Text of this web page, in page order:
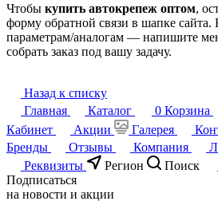
Чтобы купить автокрепеж оптом,
форму обратной связи в шапке
параметрам/аналогам — напишите
собрать заказ под вашу задачу.
Назад к списку
Главная
Каталог 0 Корзина
Кабинет
Акции Галерея
Бренды
Отзывы Компания
Реквизиты
Регион Поиск
Подписаться
на новости и акции